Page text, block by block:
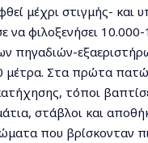
μέχρι στιγμής- και
να φιλοξενήσει
πηγαδιών-
μέτρα. Στα πρώτα
τόποι
στάβλοι και
που βρίσκονταν